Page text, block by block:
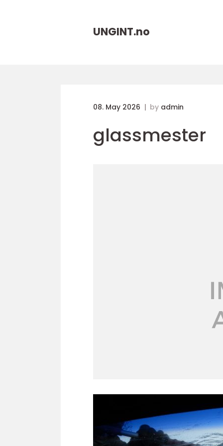
UNGINT.no
08. May 2026 by admin
glassmester